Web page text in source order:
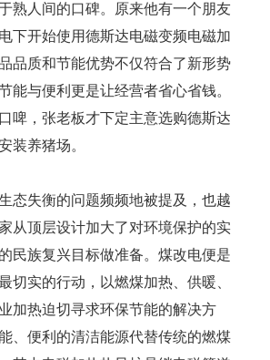
熟人间的口碑。原来他有一个朋友
下开始使用德斯达电磁变频电磁加
品质和节能优势不仅符合了新形势
能与便利更是让经营者省心省钱。
啤，张老板才下定主意选购德斯达
装养猪场。
失衡的问题频频地被提及，也越
从顶层设计加大了对环境保护的实
民族复兴目标做准备。煤改电便是
切实的行动，以燃煤加热、供暖、
加热迫切寻求环保节能的解决方
、便利的清洁能源代替传统的燃煤